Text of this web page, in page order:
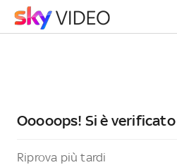
Ooooops! Si è
Riprova più tardi